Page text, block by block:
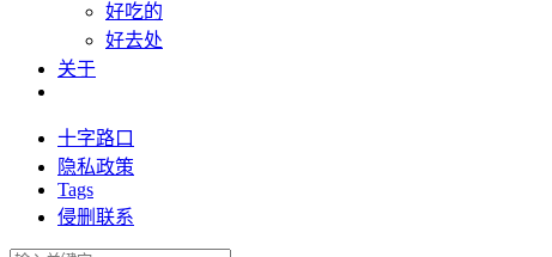
好吃的
好去处
关于
十字路口
隐私政策
Tags
侵删联系